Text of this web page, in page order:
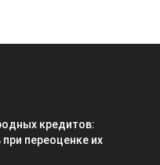
кредитов:
переоценке их